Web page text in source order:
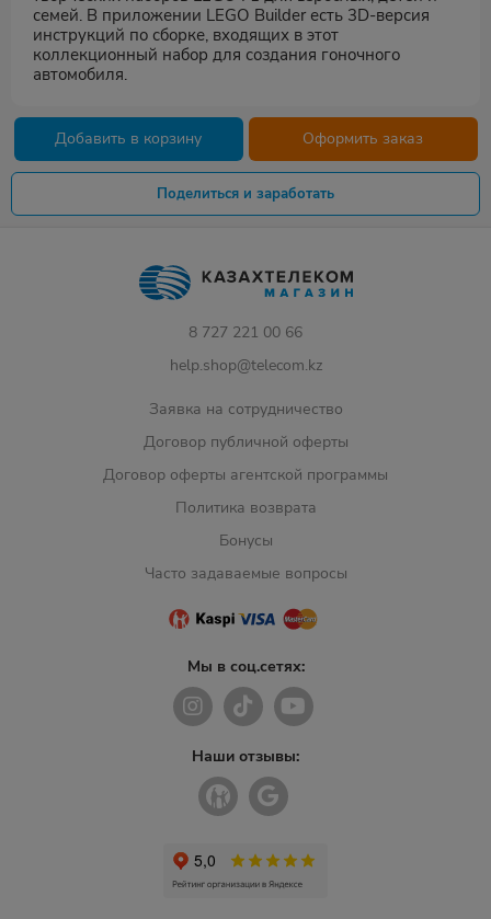
семей. В приложении LEGO Builder есть 3D-версия
инструкций по сборке, входящих в этот
коллекционный набор для создания гоночного
автомобиля.
Добавить в корзину Оформить заказ
Поделиться и заработать
8 727 221 00 66
help.shop@telecom.kz
Заявка на сотрудничество
Договор публичной оферты
Договор оферты агентской программы
Политика возврата
Бонусы
Часто задаваемые вопросы
Мы в соц.сетях:
Наши отзывы: